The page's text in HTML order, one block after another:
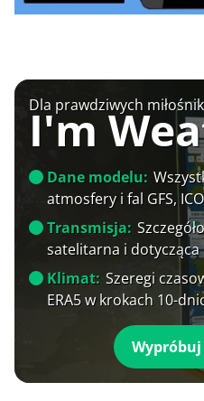
Dla prawdziwych
I'm
Dane modelu:
atmosfery i fal GFS,
Transmisja:
satelitarna i dotycząca
Klimat: Szeregi
ERA5 w krokach 10-